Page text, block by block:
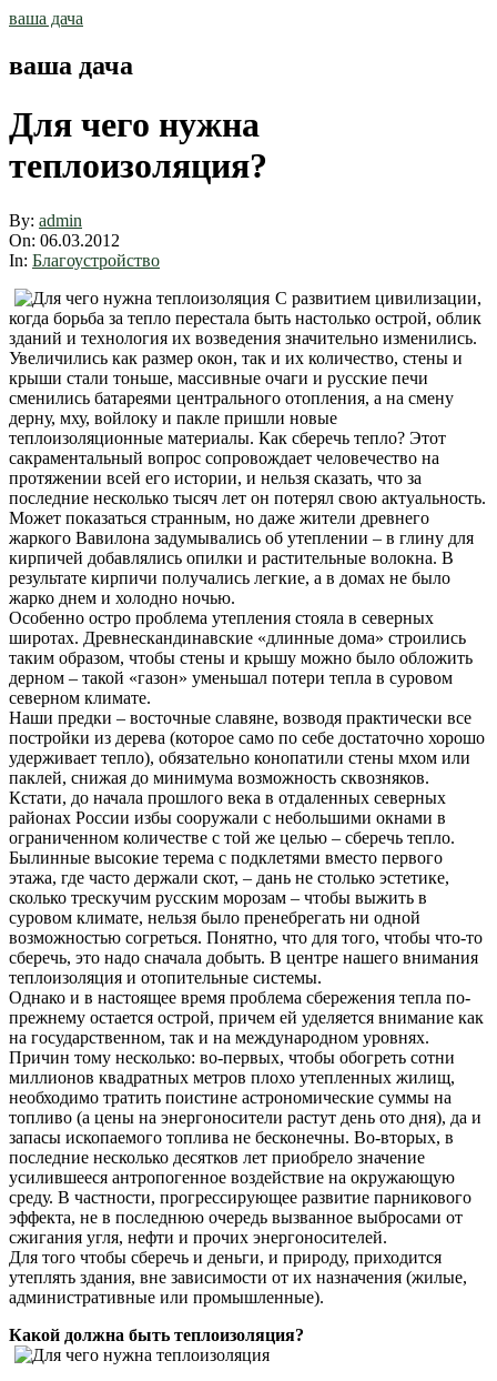
Skip
ваша дача
ваша дача
Для чего нужна
теплоизоляция?
By: admin
On: 06.03.2012
In: Благоустройство
С развитием цивилизации,
когда борьба за тепло перестала быть настолько острой, облик
зданий и технология их возведения значительно изменились.
Увеличились как размер окон, так и их количество, стены и
крыши стали тоньше, массивные очаги и русские печи
сменились батареями центрального отопления, а на смену
дерну, мху, войлоку и пакле пришли новые
теплоизоляционные материалы. Как сберечь тепло? Этот
сакраментальный вопрос сопровождает человечество на
протяжении всей его истории, и нельзя сказать, что за
последние несколько тысяч лет он потерял свою актуальность.
Может показаться странным, но даже жители древнего
жаркого Вавилона задумывались об утеплении – в глину для
кирпичей добавлялись опилки и растительные волокна. В
результате кирпичи получались легкие, а в домах не было
жарко днем и холодно ночью.
Особенно остро проблема утепления стояла в северных
широтах. Древнескандинавские «длинные дома» строились
таким образом, чтобы стены и крышу можно было обложить
дерном – такой «газон» уменьшал потери тепла в суровом
северном климате.
Наши предки – восточные славяне, возводя практически все
постройки из дерева (которое само по себе достаточно хорошо
удерживает тепло), обязательно конопатили стены мхом или
паклей, снижая до минимума возможность сквозняков.
Кстати, до начала прошлого века в отдаленных северных
районах России избы сооружали с небольшими окнами в
ограниченном количестве с той же целью – сберечь тепло.
Былинные высокие терема с подклетями вместо первого
этажа, где часто держали скот, – дань не столько эстетике,
сколько трескучим русским морозам – чтобы выжить в
суровом климате, нельзя было пренебрегать ни одной
возможностью согреться. Понятно, что для того, чтобы что-то
сберечь, это надо сначала добыть. В центре нашего внимания
теплоизоляция и отопительные системы.
Однако и в настоящее время проблема сбережения тепла по-
прежнему остается острой, причем ей уделяется внимание как
на государственном, так и на международном уровнях.
Причин тому несколько: во-первых, чтобы обогреть сотни
миллионов квадратных метров плохо утепленных жилищ,
необходимо тратить поистине астрономические суммы на
топливо (а цены на энергоносители растут день ото дня), да и
запасы ископаемого топлива не бесконечны. Во-вторых, в
последние несколько десятков лет приобрело значение
усилившееся антропогенное воздействие на окружающую
среду. В частности, прогрессирующее развитие парникового
эффекта, не в последнюю очередь вызванное выбросами от
сжигания угля, нефти и прочих энергоносителей.
Для того чтобы сберечь и деньги, и природу, приходится
утеплять здания, вне зависимости от их назначения (жилые,
административные или промышленные).
Какой должна быть теплоизоляция?